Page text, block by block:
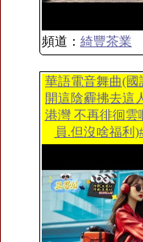
頻道： 綺豐茶業
華語電音舞曲(國
開這陰霾拂去這
港灣 不再徘徊雲
員.但沒啥福利